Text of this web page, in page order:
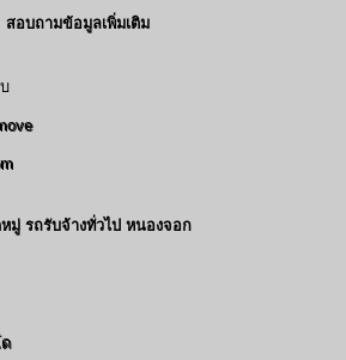
สอบถามข้อมูลเพิ่มเติม
มู่ รถรับจ้างทั่วไป หนองจอก